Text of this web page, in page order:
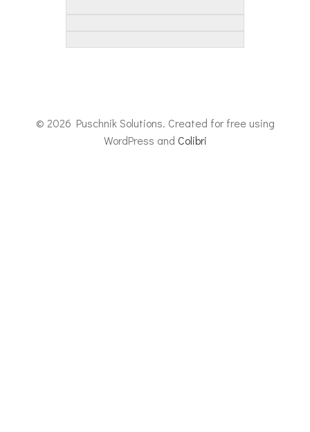
© 2026 Puschnik Solutions. Created for free using
WordPress and Colibri